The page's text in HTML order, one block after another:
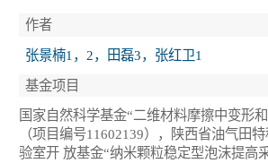
作者
张景楠1，2，田磊3，张红卫1
基金项目
国家自然科学基金“二维材料摩擦中变形
（项目编号11602139），陕西省油气田
验室开 放基金“纳米颗粒稳定型泡沫提高